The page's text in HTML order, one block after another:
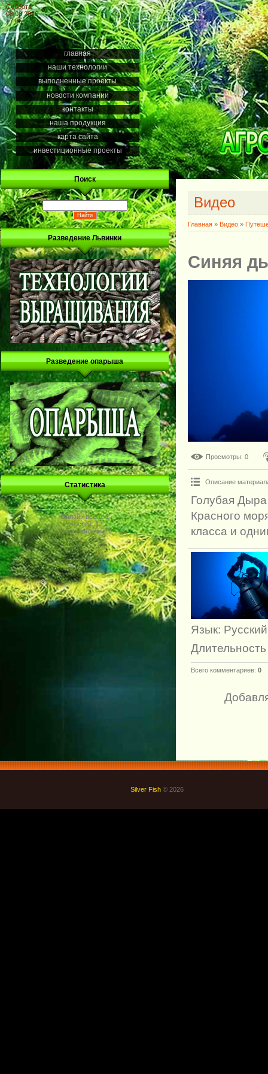
Суббота
08.08.2026
17:05
главная
наши технологии
выполненные проекты
новости компании
контакты
наша продукция
карта сайта
инвестиционные проекты
Поиск
Разведение Львинки
Разведение опарыша
Статистика
Онлайн всего:1
Гостей:1
Пользователей:0
Видео
Главная » Видео »
Синяя
Просмотры: 0
Описание
Голубая
Красного
класса и
Язык: Русский
Всего комментариев: 0
Silver Fish © 2026